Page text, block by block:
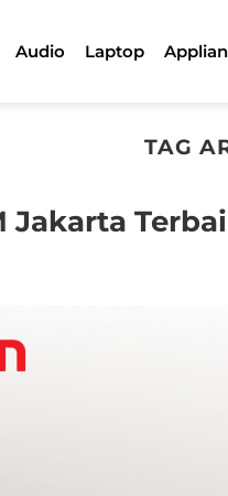
Audio Laptop
TAG
Jakarta